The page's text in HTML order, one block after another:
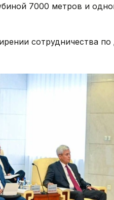
7000 метров и
сотрудничества по